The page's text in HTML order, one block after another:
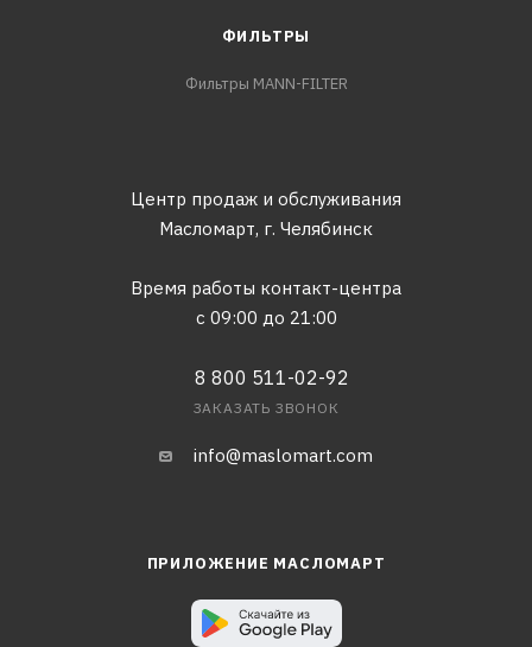
ФИЛЬТРЫ
Фильтры MANN-FILTER
Центр продаж и обслуживания
Масломарт, г. Челябинск
Время работы контакт-центра
с 09:00 до 21:00
8 800 511-02-92
ЗАКАЗАТЬ ЗВОНОК
info@maslomart.com
ПРИЛОЖЕНИЕ МАСЛОМАРТ